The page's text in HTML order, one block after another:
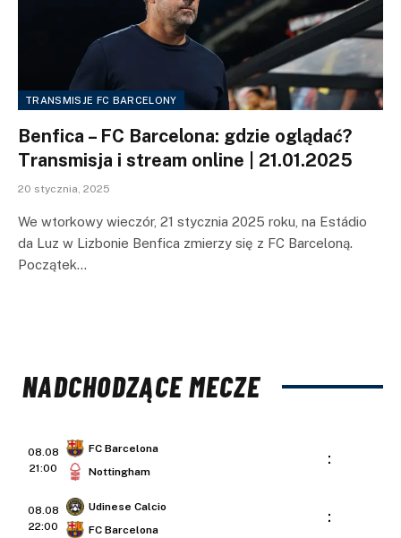
TRANSMISJE FC BARCELONY
Benfica – FC Barcelona: gdzie oglądać?
Transmisja i stream online | 21.01.2025
20 stycznia, 2025
We wtorkowy wieczór, 21 stycznia 2025 roku, na Estádio
da Luz w Lizbonie Benfica zmierzy się z FC Barceloną.
Początek…
NADCHODZĄCE MECZE
08.08
21:00
FC Barcelona
Nottingham
:
08.08
22:00
Udinese Calcio
FC Barcelona
: